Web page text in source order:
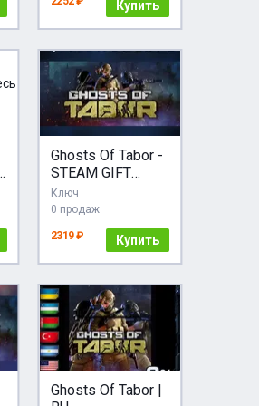
Купить
Ghosts Of Tabor -
STEAM GIFT
РОССИЯ
Ключ
0 продаж
2319 ₽ Купить
Ghosts Of Tabor |